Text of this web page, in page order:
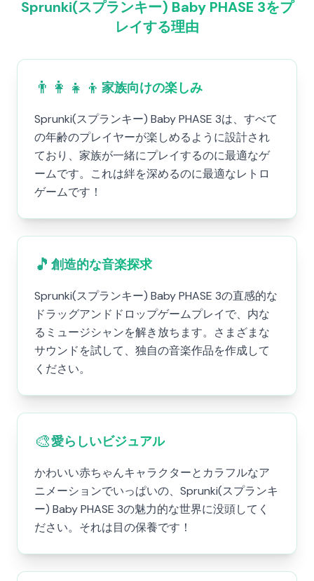
Sprunki(スプランキー) Baby PHASE 3をプ
レイする理由
👨‍👩‍👧‍👦 家族向けの楽しみ
Sprunki(スプランキー) Baby PHASE 3は、すべて
の年齢のプレイヤーが楽しめるように設計され
ており、家族が一緒にプレイするのに最適なゲ
ームです。これは絆を深めるのに最適なレトロ
ゲームです！
🎵 創造的な音楽探求
Sprunki(スプランキー) Baby PHASE 3の直感的な
ドラッグアンドドロップゲームプレイで、内な
るミュージシャンを解き放ちます。さまざまな
サウンドを試して、独自の音楽作品を作成して
ください。
🎨愛らしいビジュアル
かわいい赤ちゃんキャラクターとカラフルなア
ニメーションでいっぱいの、Sprunki(スプランキ
ー) Baby PHASE 3の魅力的な世界に没頭してく
ださい。それは目の保養です！